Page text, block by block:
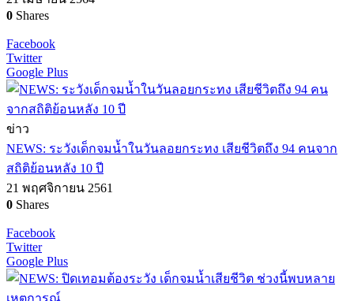
0 Shares
Facebook
Twitter
Google Plus
ข่าว
NEWS: ระวังเด็กจมน้ำในวันลอยกระทง เสียชีวิตถึง 94 คนจาก
สถิติย้อนหลัง 10 ปี
21 พฤศจิกายน 2561
0 Shares
Facebook
Twitter
Google Plus